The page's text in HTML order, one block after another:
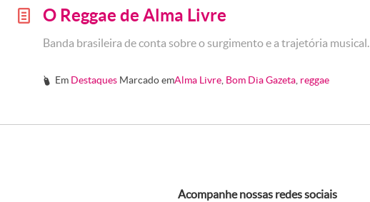
g O Reggae de Alma Livre
Banda brasileira de conta sobre o surgimento e a trajetória musical.
# Em Destaques Marcado emAlma Livre Bom Dia Gazeta reggae
Acompanhe nossas redes sociais